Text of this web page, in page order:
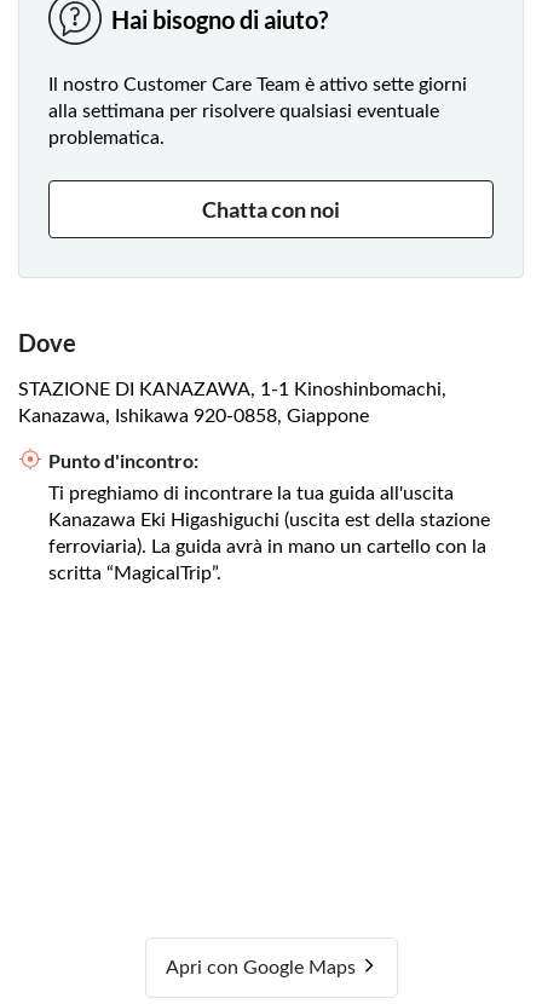
Hai bisogno di aiuto?
Il nostro Customer Care Team è attivo sette giorni
alla settimana per risolvere qualsiasi eventuale
problematica.
Chatta con noi
Dove
STAZIONE DI KANAZAWA, 1-1 Kinoshinbomachi,
Kanazawa, Ishikawa 920-0858, Giappone
Punto d'incontro:
Ti preghiamo di incontrare la tua guida all'uscita
Kanazawa Eki Higashiguchi (uscita est della stazione
ferroviaria). La guida avrà in mano un cartello con la
scritta “MagicalTrip”.
Apri con Google Maps